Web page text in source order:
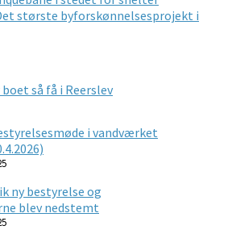
største byforskønnelsesprojekt i
så få i Reerslev
i vandværket
ny bestyrelse og
blev nedstemt